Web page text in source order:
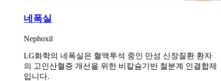
네폭실
Nephoxil
LG화학의 네폭실은 혈액투석 중인 만성 신장질환 환자
의 고인산혈증 개선을 위한 비칼슘기반 철분계 인결합제
입니다.